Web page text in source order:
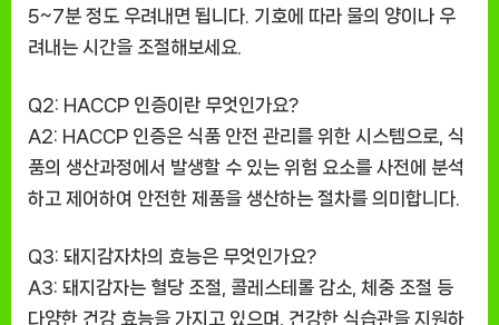
5~7분 정도 우려내면 됩니다. 기호에 따라 물의 양이나 우
려내는 시간을 조절해보세요.
Q2: HACCP 인증이란 무엇인가요?
A2: HACCP 인증은 식품 안전 관리를 위한 시스템으로, 식
품의 생산과정에서 발생할 수 있는 위험 요소를 사전에 분석
하고 제어하여 안전한 제품을 생산하는 절차를 의미합니다.
Q3: 돼지감자차의 효능은 무엇인가요?
A3: 돼지감자는 혈당 조절, 콜레스테롤 감소, 체중 조절 등
다양한 건강 효능을 가지고 있으며, 건강한 식습관을 지원하